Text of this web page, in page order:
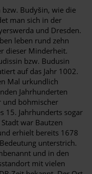
Budyšin, wie die
man sich in der
und Dresden.
leben rund zehn
dieser Minderheit.
bzw. Budusin
auf das Jahr 1002.
Mal urkundlich
Jahrhunderten
und böhmischer
15. Jahrhunderts sogar
war Bautzen
erhielt bereits 1678
unterstrich.
und in den
mit vielen